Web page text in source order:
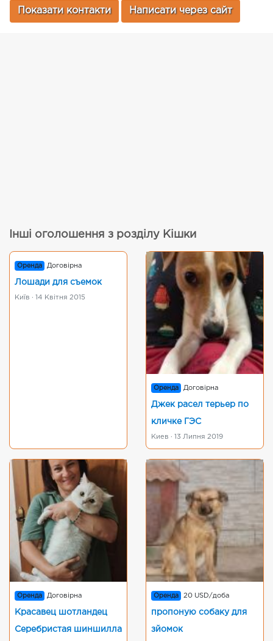
Показати контакти Написати через сайт
Інші оголошення з розділу Кішки
Оренда Договірна
Лошади для съемок
Київ · 14 Квітня 2015
Оренда Договірна
Джек расел терьер по
кличке ГЭС
Киев · 13 Липня 2019
Оренда Договірна
Красавец шотландец
Серебристая шиншилла
Оренда 20 USD/доба
пропоную собаку для
зйомок